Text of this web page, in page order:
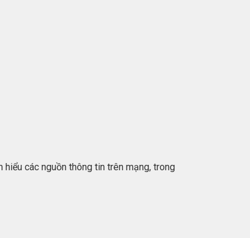
các nguồn thông tin trên mạng, trong